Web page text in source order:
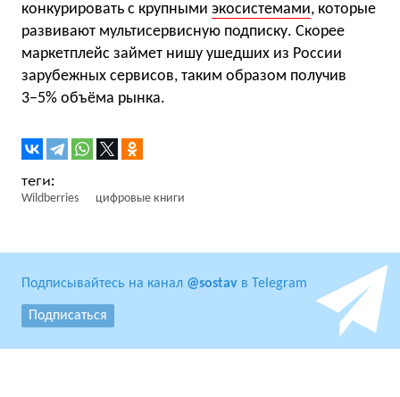
конкурировать с крупными экосистемами, которые
развивают мультисервисную подписку. Скорее
маркетплейс займет нишу ушедших из России
зарубежных сервисов, таким образом получив
3−5% объёма рынка.
Wildberries цифровые книги
Подписывайтесь на канал @sostav в Telegram
Подписаться